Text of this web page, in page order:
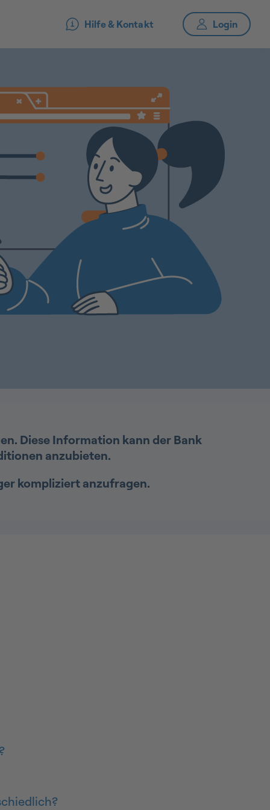
Hilfe & Kontakt
Diese Information kann der Bank
anzubieten.
kompliziert anzufragen.